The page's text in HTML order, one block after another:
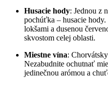
Husacie hody: Jednou z
pochúťka – husacie hody.
lokšami a dusenou
skvostom celej oblasti.
Miestne vína:
Nezabudnite ochutnať
jedinečnou arómou a